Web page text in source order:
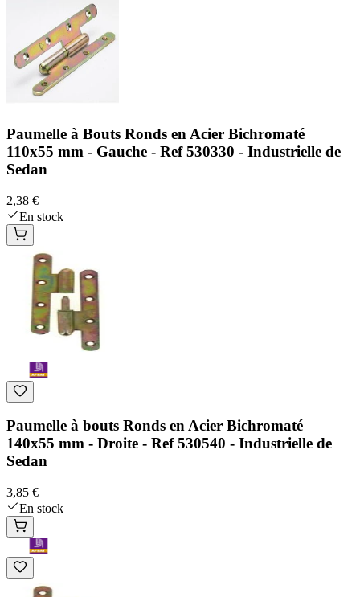
Paumelle à Bouts Ronds en Acier Bichromaté
110x55 mm - Gauche - Ref 530330 - Industrielle de
Sedan
2,38 €
En stock
Paumelle à bouts Ronds en Acier Bichromaté
140x55 mm - Droite - Ref 530540 - Industrielle de
Sedan
3,85 €
En stock